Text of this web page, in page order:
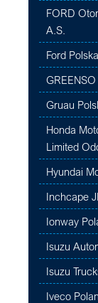
FORD
A.S.
Ford Polska
GREENSO
Gruau
Honda
Limited
Hyundai
Inchcape
Ionway
Isuzu
Isuzu
Iveco